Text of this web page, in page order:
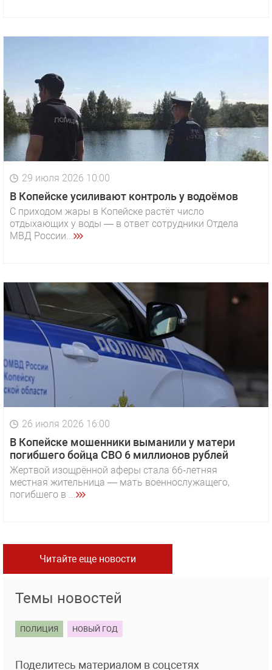
29 июля 2026 10:00
В Копейске усиливают контроль у водоёмов
С приходом жары в Копейске растёт число
отдыхающих у воды — в ответ сотрудники Отдела
МВД России...
26 июля 2026 16:00
В Копейске мошенники выманили у матери
погибшего бойца СВО 6 миллионов рублей
Жертвой изощрённой аферы стала 66‑летняя
местная жительница — мать военнослужащего,
погибшего в ...
Читайте еще новости
Темы новостей
ПОЛИЦИЯ НОВЫЙ ГОД
Поделитесь материалом в соцсетях